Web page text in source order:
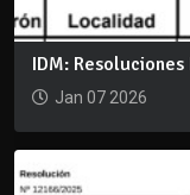
IDM:
Jan 07 2026